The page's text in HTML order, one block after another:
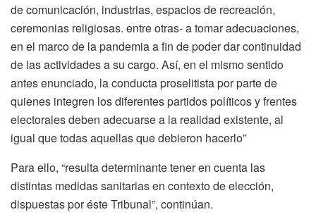
de comunicación, industrias, espacios de recreación,
ceremonias religiosas. entre otras- a tomar adecuaciones,
en el marco de la pandemia a fin de poder dar continuidad
de las actividades a su cargo. Así, en el mismo sentido
antes enunciado, la conducta proselitista por parte de
quienes integren los diferentes partidos políticos y frentes
electorales deben adecuarse a la realidad existente, al
igual que todas aquellas que debieron hacerlo”
Para ello, “resulta determinante tener en cuenta las
distintas medidas sanitarias en contexto de elección,
dispuestas por éste Tribunal”, continúan.